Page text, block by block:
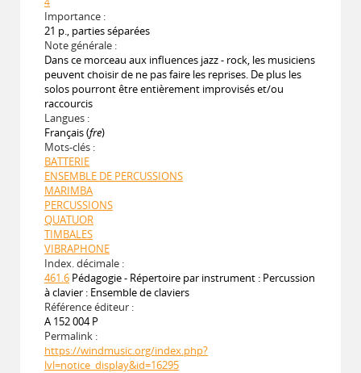
Importance :
21 p., parties séparées
Note générale :
Dans ce morceau aux influences jazz - rock, les musiciens
peuvent choisir de ne pas faire les reprises. De plus les
solos pourront être entièrement improvisés et/ou
raccourcis
Langues :
Français (fre)
Mots-clés :
BATTERIE
ENSEMBLE DE PERCUSSIONS
MARIMBA
PERCUSSIONS
QUATUOR
TIMBALES
VIBRAPHONE
Index. décimale :
461.6 Pédagogie - Répertoire par instrument : Percussion
à clavier : Ensemble de claviers
Référence éditeur :
A 152 004 P
Permalink :
https://windmusic.org/index.php?
lvl=notice_display&id=16295